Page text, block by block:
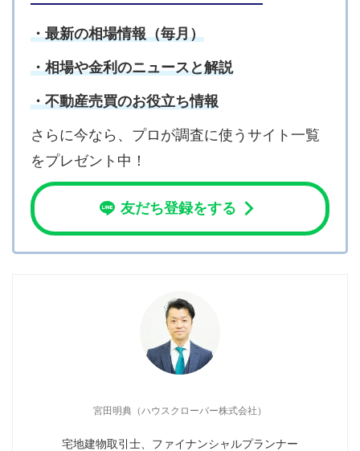
・最新の相場情報（毎月）
・相場や金利のニュースと解説
・不動産売買のお役立ち情報
さらに今なら、プロが調査に使うサイト一覧
をプレゼント中！
友だち登録をする
宮田明典（ハウスクローバー株式会社）
宅地建物取引士、ファイナンシャルプランナー